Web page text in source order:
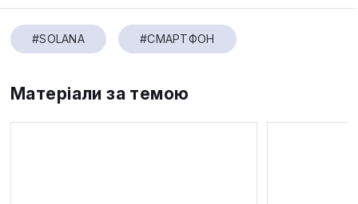
#SOLANA #СМАРТФОН
Матеріали за темою